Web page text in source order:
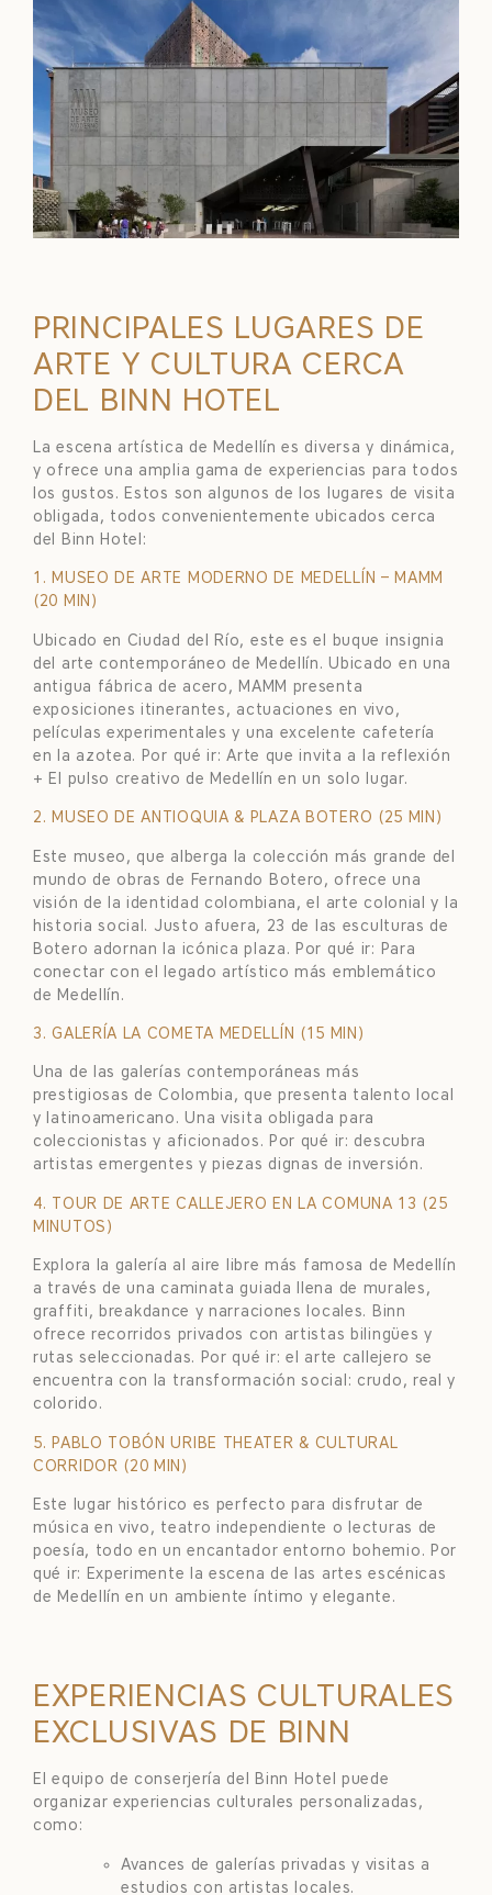
PRINCIPALES LUGARES DE
ARTE Y CULTURA CERCA
DEL BINN HOTEL
La escena artística de Medellín es diversa y dinámica,
y ofrece una amplia gama de experiencias para todos
los gustos. Estos son algunos de los lugares de visita
obligada, todos convenientemente ubicados cerca
del Binn Hotel:
1. MUSEO DE ARTE MODERNO DE MEDELLÍN – MAMM
(20 MIN)
Ubicado en Ciudad del Río, este es el buque insignia
del arte contemporáneo de Medellín. Ubicado en una
antigua fábrica de acero, MAMM presenta
exposiciones itinerantes, actuaciones en vivo,
películas experimentales y una excelente cafetería
en la azotea. Por qué ir: Arte que invita a la reflexión
+ El pulso creativo de Medellín en un solo lugar.
2. MUSEO DE ANTIOQUIA & PLAZA BOTERO (25 MIN)
Este museo, que alberga la colección más grande del
mundo de obras de Fernando Botero, ofrece una
visión de la identidad colombiana, el arte colonial y la
historia social. Justo afuera, 23 de las esculturas de
Botero adornan la icónica plaza. Por qué ir: Para
conectar con el legado artístico más emblemático
de Medellín.
3. GALERÍA LA COMETA MEDELLÍN (15 MIN)
Una de las galerías contemporáneas más
prestigiosas de Colombia, que presenta talento local
y latinoamericano. Una visita obligada para
coleccionistas y aficionados. Por qué ir: descubra
artistas emergentes y piezas dignas de inversión.
4. TOUR DE ARTE CALLEJERO EN LA COMUNA 13 (25
MINUTOS)
Explora la galería al aire libre más famosa de Medellín
a través de una caminata guiada llena de murales,
graffiti, breakdance y narraciones locales. Binn
ofrece recorridos privados con artistas bilingües y
rutas seleccionadas. Por qué ir: el arte callejero se
encuentra con la transformación social: crudo, real y
colorido.
5. PABLO TOBÓN URIBE THEATER & CULTURAL
CORRIDOR (20 MIN)
Este lugar histórico es perfecto para disfrutar de
música en vivo, teatro independiente o lecturas de
poesía, todo en un encantador entorno bohemio. Por
qué ir: Experimente la escena de las artes escénicas
de Medellín en un ambiente íntimo y elegante.
EXPERIENCIAS CULTURALES
EXCLUSIVAS DE BINN
El equipo de conserjería del Binn Hotel puede
organizar experiencias culturales personalizadas,
como:
Avances de galerías privadas y visitas a
estudios con artistas locales.